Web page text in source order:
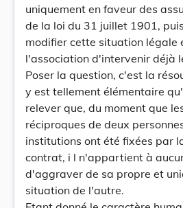
uniquement en faveur des
de la loi du 31 juillet 1901,
modifier cette situation légale
l'association d'intervenir déjà
Poser la question, c'est la
y est tellement élémentaire
relever que, du moment que
réciproques de deux
institutions ont été fixées par
contrat, i l n'appartient à
d'aggraver de sa propre et
situation de l'autre.